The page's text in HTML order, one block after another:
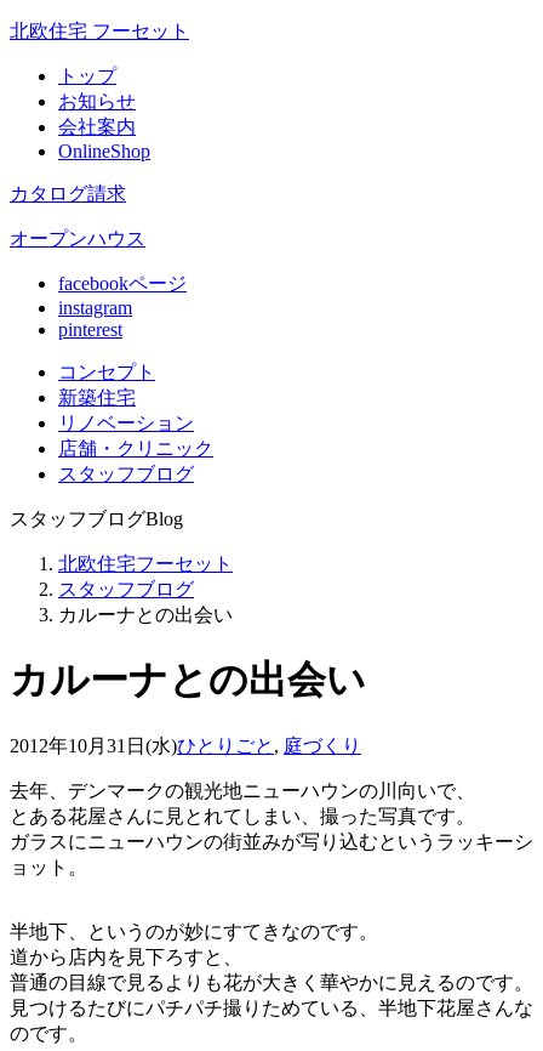
北欧住宅 フーセット
トップ
お知らせ
会社案内
OnlineShop
カタログ請求
オープンハウス
facebookページ
instagram
pinterest
コンセプト
新築住宅
リノベーション
店舗 ・クリニック
スタッフブログ
スタッフブログBlog
北欧住宅フーセット
スタッフブログ
カルーナとの出会い
カルーナとの出会い
2012年10月31日(水)ひとりごと , 庭づくり
去年、デンマークの観光地ニューハウンの川向いで、
とある花屋さんに見とれてしまい、撮った写真です。
ガラスにニューハウンの街並みが写り込むというラッキーシ
ョット。
半地下、というのが妙にすてきなのです。
道から店内を見下ろすと、
普通の目線で見るよりも花が大きく華やかに見えるのです。
見つけるたびにパチパチ撮りためている、半地下花屋さんな
のです。